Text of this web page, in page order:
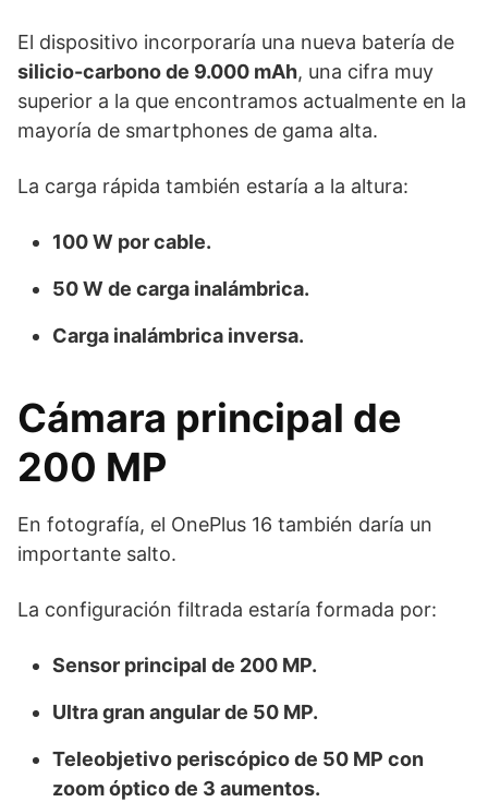
El dispositivo incorporaría una nueva batería de
silicio-carbono de 9.000 mAh, una cifra muy
superior a la que encontramos actualmente en la
mayoría de smartphones de gama alta.
La carga rápida también estaría a la altura:
100 W por cable.
50 W de carga inalámbrica.
Carga inalámbrica inversa.
Cámara principal de
200 MP
En fotografía, el OnePlus 16 también daría un
importante salto.
La configuración filtrada estaría formada por:
Sensor principal de 200 MP.
Ultra gran angular de 50 MP.
Teleobjetivo periscópico de 50 MP con
zoom óptico de 3 aumentos.